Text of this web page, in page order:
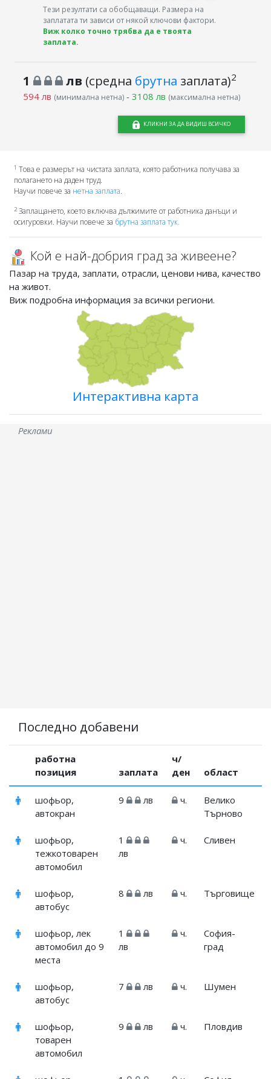
Тези резултати са обобщаващи. Размера на
заплатата ти зависи от някой ключови фактори.
Виж колко точно трябва да е твоята
заплата.
1 лв (средна брутна заплата)2
594 лв (минимална нетна)- 3108 лв (максимална нетна)
КЛИКНИ ЗА ДА ВИДИШ ВСИЧКО
1 Това е размерът на чистата заплата, която работника получава за
полагането на даден труд.
Научи повече за нетна заплата.
2Заплащането, което включва дължимите от работника данъци и
осигуровки. Научи повече за брутна заплата тук.
Кой е най-добрия град за живеене?
Пазар на труда, заплати, отрасли, ценови нива, качество
на живот.
Виж подробна информация за всички региони.
Интерактивна карта
Реклами
Последно добавени
работна
позиция
заплата
ч/
ден
област
шофьор,
автокран
9 лв ч.
Велико
Търново
шофьор,
тежкотоварен
автомобил
1
лв
ч. Сливен
шофьор,
автобус
8 лв ч. Търговище
шофьор, лек
автомобил до 9
места
1
лв
ч.
София-
град
шофьор,
автобус
7 лв ч. Шумен
шофьор,
товарен
автомобил
9 лв ч. Пловдив